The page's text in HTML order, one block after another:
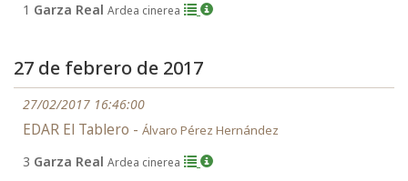
1 Garza Real Ardea cinerea
27 de febrero de 2017
27/02/2017 16:46:00
EDAR El Tablero - Álvaro Pérez Hernández
3 Garza Real Ardea cinerea